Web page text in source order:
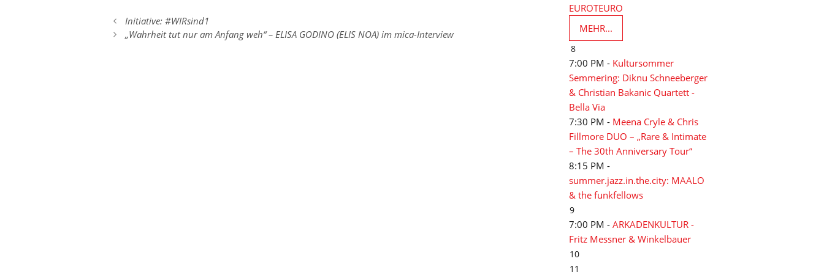
Initiative: #WIRsind1
„Wahrheit tut nur am Anfang weh“ – ELISA GODINO (ELIS NOA) im mica-Interview
EUROTEURO
MEHR...
8
7:00 PM - Kultursommer
Semmering: Diknu Schneeberger
& Christian Bakanic Quartett -
Bella Via
7:30 PM - Meena Cryle & Chris
Fillmore DUO – „Rare & Intimate
– The 30th Anniversary Tour“
8:15 PM -
summer.jazz.in.the.city: MAALO
& the funkfellows
9
7:00 PM - ARKADENKULTUR -
Fritz Messner & Winkelbauer
10
11